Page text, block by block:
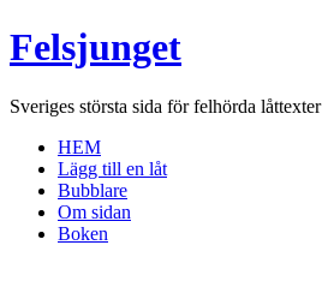
Felsjunget
Sveriges största sida för felhörda låttexter
HEM
Lägg till en låt
Bubblare
Om sidan
Boken